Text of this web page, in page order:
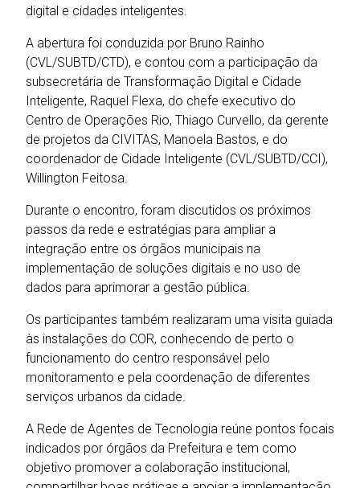
digital e cidades inteligentes.
A abertura foi conduzida por Bruno Rainho
(CVL/SUBTD/CTD), e contou com a participação da
subsecretária de Transformação Digital e Cidade
Inteligente, Raquel Flexa, do chefe executivo do
Centro de Operações Rio, Thiago Curvello, da gerente
de projetos da CIVITAS, Manoela Bastos, e do
coordenador de Cidade Inteligente (CVL/SUBTD/CCI),
Willington Feitosa.
Durante o encontro, foram discutidos os próximos
passos da rede e estratégias para ampliar a
integração entre os órgãos municipais na
implementação de soluções digitais e no uso de
dados para aprimorar a gestão pública.
Os participantes também realizaram uma visita guiada
às instalações do COR, conhecendo de perto o
funcionamento do centro responsável pelo
monitoramento e pela coordenação de diferentes
serviços urbanos da cidade.
A Rede de Agentes de Tecnologia reúne pontos focais
indicados por órgãos da Prefeitura e tem como
objetivo promover a colaboração institucional,